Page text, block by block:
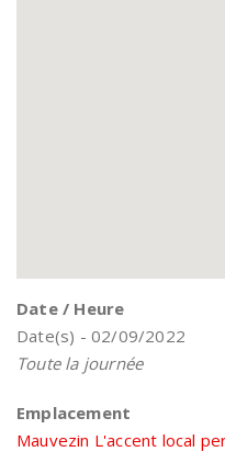
Date / Heure
Date(s) - 02/09/2022
Toute la journée
Emplacement
Mauvezin L'accent local